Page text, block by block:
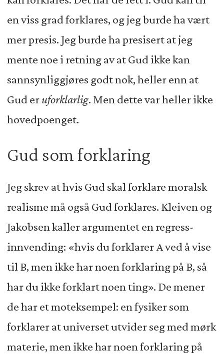
en viss grad forklares, og jeg burde ha vært
mer presis. Jeg burde ha presisert at jeg
mente noe i retning av at Gud ikke kan
sannsynliggjøres godt nok, heller enn at
Gud eruforklarlig. Men dette var heller ikke
hovedpoenget.
Gud som forklaring
Jeg skrev at hvis Gud skal forklare moralsk
realisme må også Gud forklares. Kleiven og
Jakobsen kaller argumentet en regress-
innvending: «hvis du forklarer A ved å vise
til B, men ikke har noen forklaring på B, så
har du ikke forklart noen ting». De mener
de har et moteksempel: en fysiker som
forklarer at universet utvider seg med mørk
materie, men ikke har noen forklaring på